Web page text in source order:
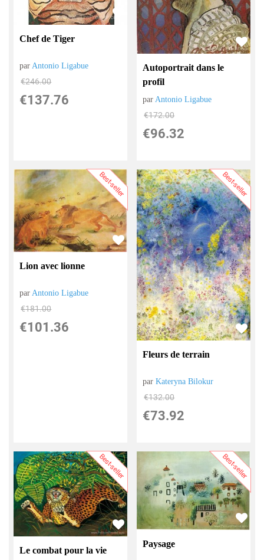
Chef de Tiger
parAntonio Ligabue
€246.00
€137.76
Autoportrait dans le
profil
par Antonio Ligabue
€172.00
€96.32
Best-seller
Lion avec lionne
parAntonio Ligabue
€181.00
€101.36
Best-seller
Fleurs de terrain
parKateryna Bilokur
€132.00
€73.92
Best-seller
Le combat pour la vie
Best-seller
Paysage